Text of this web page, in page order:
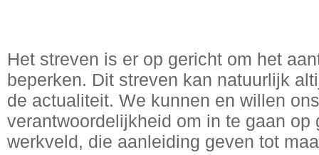
Het streven is er op gericht om het
beperken. Dit streven kan natuurlijk
de actualiteit. We kunnen en willen
verantwoordelijkheid om in te gaan
werkveld, die aanleiding geven tot